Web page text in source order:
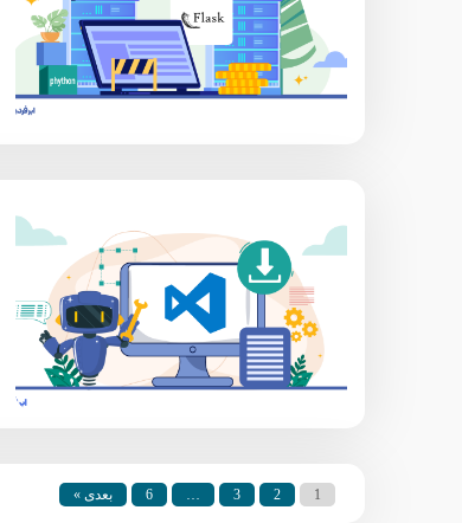
1
2
3
…
6 بعدی »